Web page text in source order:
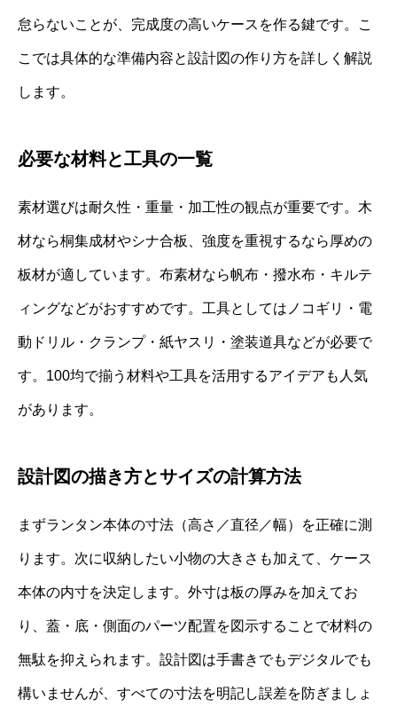
怠らないことが、完成度の高いケースを作る鍵です。こ
こでは具体的な準備内容と設計図の作り方を詳しく解説
します。
必要な材料と工具の一覧
素材選びは耐久性・重量・加工性の観点が重要です。木
材なら桐集成材やシナ合板、強度を重視するなら厚めの
板材が適しています。布素材なら帆布・撥水布・キルテ
ィングなどがおすすめです。工具としてはノコギリ・電
動ドリル・クランプ・紙ヤスリ・塗装道具などが必要で
す。100均で揃う材料や工具を活用するアイデアも人気
があります。
設計図の描き方とサイズの計算方法
まずランタン本体の寸法（高さ／直径／幅）を正確に測
ります。次に収納したい小物の大きさも加えて、ケース
本体の内寸を決定します。外寸は板の厚みを加えてお
り、蓋・底・側面のパーツ配置を図示することで材料の
無駄を抑えられます。設計図は手書きでもデジタルでも
構いませんが、すべての寸法を明記し誤差を防ぎましょ